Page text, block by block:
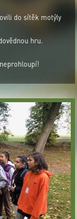
do sítěk motýly
hru.